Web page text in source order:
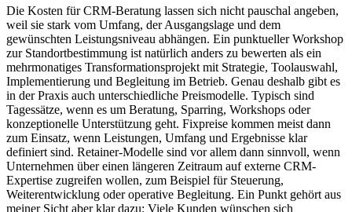
Die Kosten für CRM-Beratung lassen sich nicht pauschal angeben,
weil sie stark vom Umfang, der Ausgangslage und dem
gewünschten Leistungsniveau abhängen. Ein punktueller Workshop
zur Standortbestimmung ist natürlich anders zu bewerten als ein
mehrmonatiges Transformationsprojekt mit Strategie, Toolauswahl,
Implementierung und Begleitung im Betrieb. Genau deshalb gibt es
in der Praxis auch unterschiedliche Preismodelle. Typisch sind
Tagessätze, wenn es um Beratung, Sparring, Workshops oder
konzeptionelle Unterstützung geht. Fixpreise kommen meist dann
zum Einsatz, wenn Leistungen, Umfang und Ergebnisse klar
definiert sind. Retainer-Modelle sind vor allem dann sinnvoll, wenn
Unternehmen über einen längeren Zeitraum auf externe CRM-
Expertise zugreifen wollen, zum Beispiel für Steuerung,
Weiterentwicklung oder operative Begleitung. Ein Punkt gehört aus
meiner Sicht aber klar dazu: Viele Kunden wünschen sich